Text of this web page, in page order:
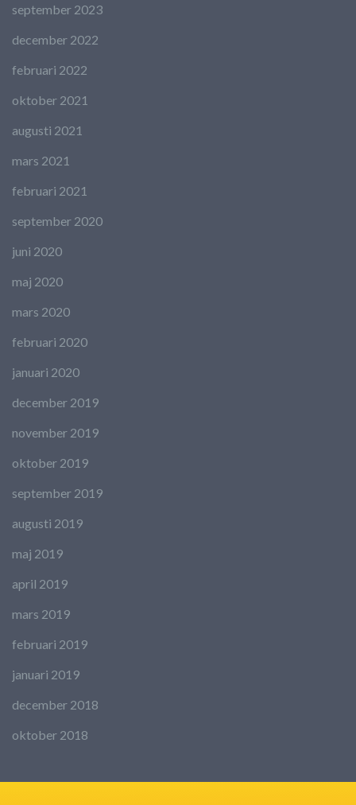
september 2023
december 2022
februari 2022
oktober 2021
augusti 2021
mars 2021
februari 2021
september 2020
juni 2020
maj 2020
mars 2020
februari 2020
januari 2020
december 2019
november 2019
oktober 2019
september 2019
augusti 2019
maj 2019
april 2019
mars 2019
februari 2019
januari 2019
december 2018
oktober 2018